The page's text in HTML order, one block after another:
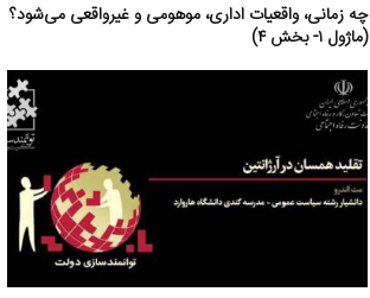
چه زمانی، واقعیات اداری، موهومی و غیرواقعی می‌شود؟
(ماژول ۱- بخش ۴)